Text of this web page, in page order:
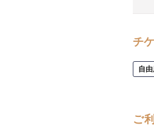
チ
自
ご